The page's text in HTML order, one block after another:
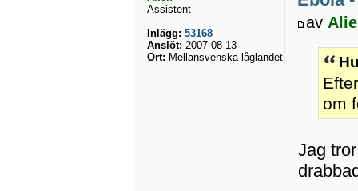
av
om
Jag
Assistent
Inlägg: 53168
Anslöt: 2007-08-13
Ort: Mellansvenska låglandet